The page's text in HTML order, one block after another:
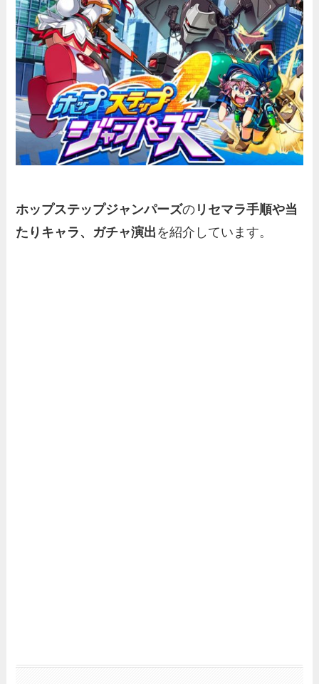
ホップステップジャンパーズの リセマラ手順や当
たりキャラ、ガチャ演出 を紹介しています。